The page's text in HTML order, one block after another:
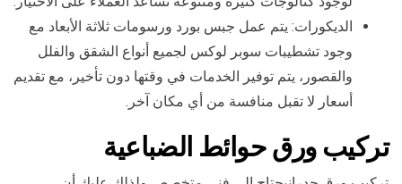
الديكورات: يتم عمل جبس بورد ورسومات ثلاثة الأبعاد مع
وجود تشطيبات سوبر لوكس لجميع أنواع الشقق والفلل
والقصور، يتم توفير الخدمات في وقتها دون تأخير، مع تقديم
أسعار لا تقبل منافسة من أي مكان آخر.
تركيب ورق حوائط الضباعية